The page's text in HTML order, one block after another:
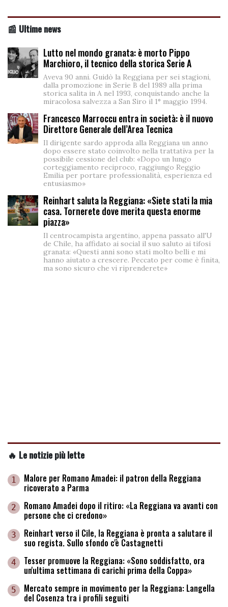
📰 Ultime news
Lutto nel mondo granata: è morto Pippo
Marchioro, il tecnico della storica Serie A
Aveva 90 anni. Guidò la Reggiana per sei stagioni,
dalla promozione in Serie B del 1989 alla prima
storica salita in A nel 1993, conquistando anche la
miracolosa salvezza a San Siro il 1° maggio 1994.
Francesco Marroccu entra in società: è il nuovo
Direttore Generale dell’Area Tecnica
Il dirigente sardo approda alla Reggiana un anno
dopo essere stato coinvolto nella trattativa per la
possibile cessione del club: «Dopo un lungo
corteggiamento reciproco, raggiungo Reggio
Emilia per portare professionalità, esperienza ed
entusiasmo»
Reinhart saluta la Reggiana: «Siete stati la mia
casa. Tornerete dove merita questa enorme
piazza»
Il centrocampista argentino, appena passato all'U
de Chile, ha affidato ai social il suo saluto ai tifosi
granata: «Questi anni sono stati molto belli e mi
hanno aiutato a crescere. Peccato per come è finita,
ma sono sicuro che vi riprenderete»
🔥 Le notizie più lette
1 Malore per Romano Amadei: il patron della Reggiana
ricoverato a Parma
2 Romano Amadei dopo il ritiro: «La Reggiana va avanti con
persone che ci credono»
3 Reinhart verso il Cile, la Reggiana è pronta a salutare il
suo regista. Sullo sfondo c'è Castagnetti
4 Tesser promuove la Reggiana: «Sono soddisfatto, ora
un'ultima settimana di carichi prima della Coppa»
5 Mercato sempre in movimento per la Reggiana: Langella
del Cosenza tra i profili seguiti